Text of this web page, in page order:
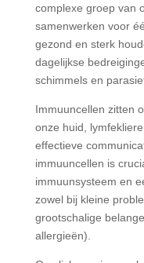
complexe groep van
samenwerken voor
gezond en sterk
dagelijkse
schimmels en
Immuuncellen zitten
onze huid,
effectieve
immuuncellen is
immuunsysteem en
zowel bij kleine
grootschalige
allergieën).